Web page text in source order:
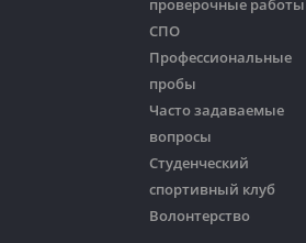
проверочные работы
СПО
Профессиональные
пробы
Часто задаваемые
вопросы
Студенческий
спортивный клуб
Волонтерство